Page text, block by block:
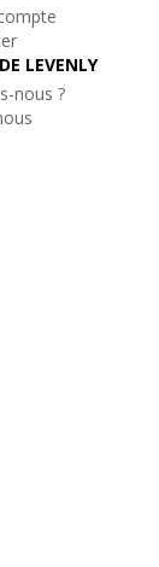
4 Ohms
LEVENLY
nous ?